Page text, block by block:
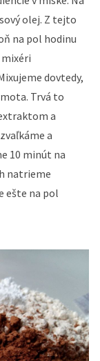
olej. Z tejto
na pol hodinu
dovtedy,
Trvá to
a
a
10 minút na
natrieme
ešte na pol